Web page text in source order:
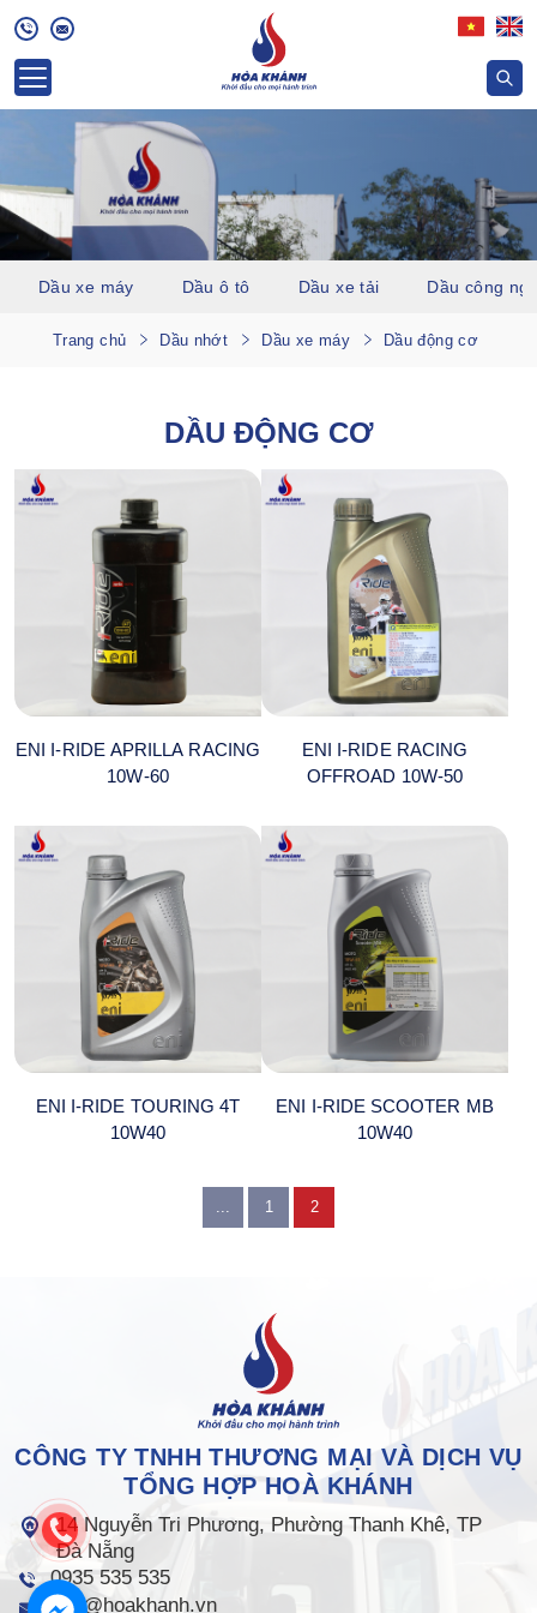
Dầu xe máy Dầu ô tô Dầu xe tải Dầu công
Trang chủ Dầu nhớt Dầu xe máy Dầu động cơ
DẦU ĐỘNG CƠ
ENI I-RIDE APRILLA RACING
10W-60
ENI I-RIDE RACING
OFFROAD 10W-50
ENI I-RIDE TOURING 4T
10W40
ENI I-RIDE SCOOTER MB
10W40
... 1 2
CÔNG TY TNHH THƯƠNG MẠI VÀ DỊCH VỤ
TỔNG HỢP HOÀ KHÁNH
14 Nguyễn Tri Phương, Phường Thanh Khê, TP
Đà Nẵng
0935 535 535
info@hoakhanh.vn